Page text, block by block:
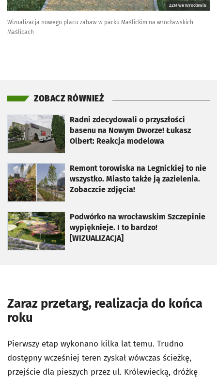
ZZM we Wrocławiu
Wizualizacja nowego placu zabaw w parku Maślickim na wrocławskich
Maślicach
ZOBACZ RÓWNIEŻ
Radni zdecydowali o przyszłości
basenu na Nowym Dworze! Łukasz
Olbert: Reakcja modelowa
otworzy się w nowej karcie
Remont torowiska na Legnickiej to nie
wszystko. Miasto także ją zazielenia.
Zobaczcie zdjęcia!
otworzy się w nowej karcie
Podwórko na wrocławskim Szczepinie
wypięknieje. I to bardzo!
[WIZUALIZACJA]
otworzy się w nowej karcie
Zaraz przetarg, realizacja do końca
roku
Pierwszy etap wykonano kilka lat temu. Trudno
dostępny wcześniej teren zyskał wówczas ścieżkę,
przejście dla pieszych przez ul. Królewiecką, dróżkę